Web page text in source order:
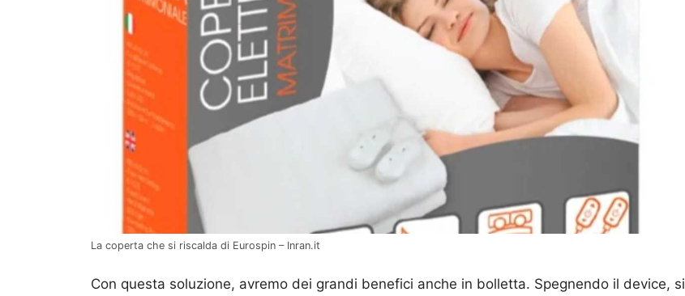
La coperta che si riscalda di Eurospin – Inran.it
Con questa soluzione, avremo dei grandi benefici anche in bolletta. Spegnendo il device, si